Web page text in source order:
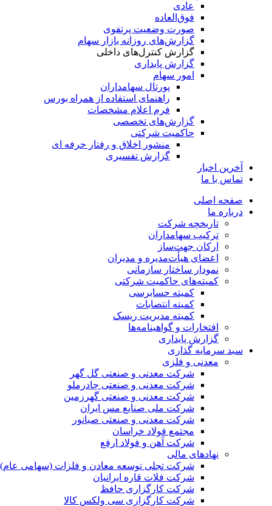
عادی
فوق‌العاده
صورت وضعیت پرتفوی
گزارش‌های روزانه بازار سهام
گزارش کنترل‌های داخلی
گزارش پایداری
امور سهام
پورتال سهامداران
راهنمای استفاده از همراه بورس
فرم اعلام مشخصات
گزارش‌های تخصصی
حاکمیت شرکتی
منشور اخلاق و رفتار حرفه­ ای
گزارش تفسیری
آخرین اخبار
تماس با ما
صفحه اصلی
درباره ما
تاریخچه شرکت
ترکیب سهامداران
ارکان جهت‌ساز
اعضای هیأت‌مدیره و مدیران
نمودار ساختار سازمانی
کمیته‌های حاکمیت شرکتی
کمیته حسابرسی
کمیته انتصابات
کمیته مدیریت ریسک
افتخارات و گواهینامه‌ها
گزارش پایداری
سبد سرمایه گذاری
معدنی و فلزی
شرکت معدنی و صنعتی گل گهر
شرکت معدنی و صنعتی چادرملو
شرکت معدنی و صنعتی گهرزمین
شرکت ملی صنایع مس ایران
شرکت معدنی و صنعتی صبانور
مجتمع فولاد خراسان
شرکت آهن و فولاد ارفع
نهادهای مالی
شرکت تجلی توسعه معادن و فلزات (سهامی عام)
شرکت فلات قاره ایرانیان
شرکت کارگزاری حافظ
شرکت کارگزاری سی ولکس کالا